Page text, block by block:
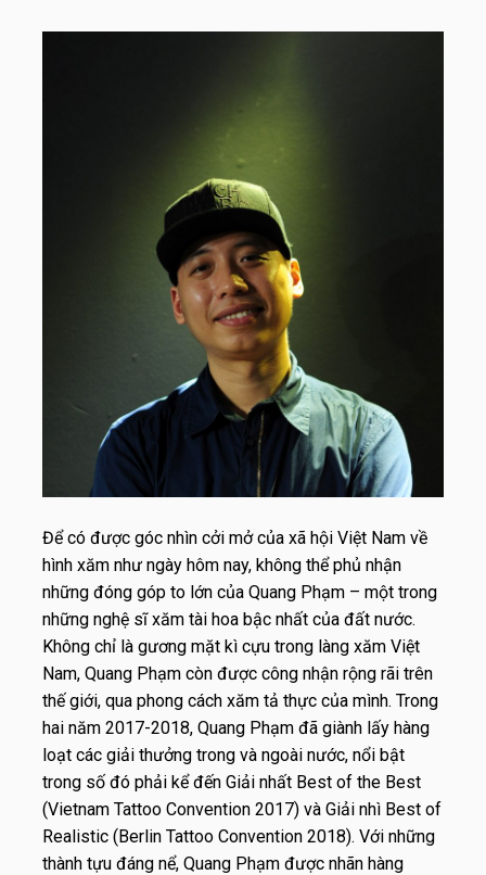
Để có được góc nhìn cởi mở của xã hội Việt Nam về
hình xăm như ngày hôm nay, không thể phủ nhận
những đóng góp to lớn của Quang Phạm – một trong
những nghệ sĩ xăm tài hoa bậc nhất của đất nước.
Không chỉ là gương mặt kì cựu trong làng xăm Việt
Nam, Quang Phạm còn được công nhận rộng rãi trên
thế giới, qua phong cách xăm tả thực của mình. Trong
hai năm 2017-2018, Quang Phạm đã giành lấy hàng
loạt các giải thưởng trong và ngoài nước, nổi bật
trong số đó phải kể đến Giải nhất Best of the Best
(Vietnam Tattoo Convention 2017) và Giải nhì Best of
Realistic (Berlin Tattoo Convention 2018). Với những
thành tựu đáng nể, Quang Phạm được nhãn hàng